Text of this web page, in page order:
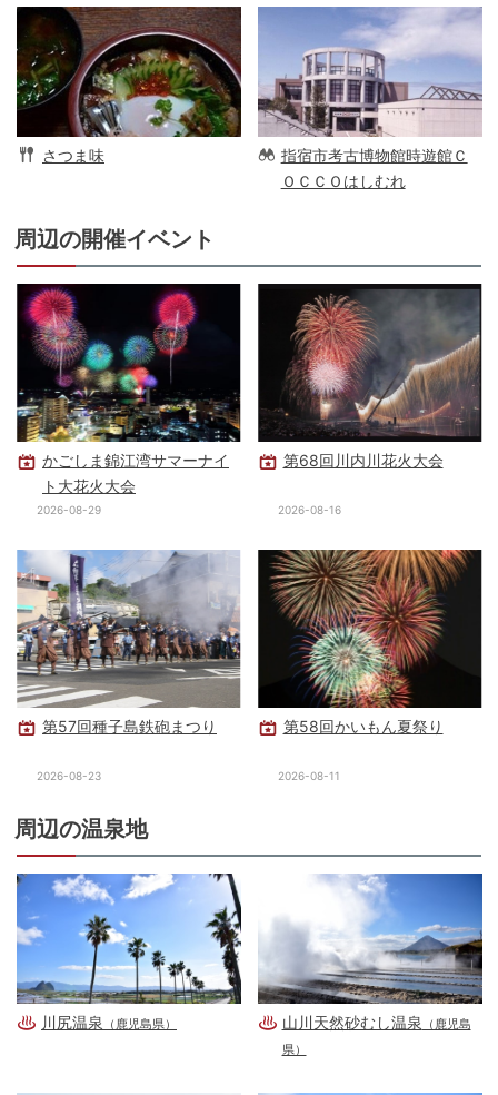
さつま味
指宿市考古博物館時遊館Ｃ
ＯＣＣＯはしむれ
周辺の開催イベント
かごしま錦江湾サマーナイ
ト大花火大会
2026-08-29
第68回川内川花火大会
2026-08-16
第57回種子島鉄砲まつり
2026-08-23
第58回かいもん夏祭り
2026-08-11
周辺の温泉地
川尻温泉 （鹿児島県） 山川天然砂むし温泉
（鹿児島
県）